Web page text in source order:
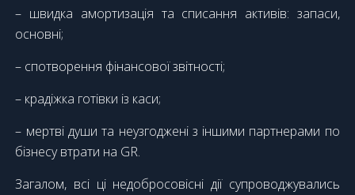
– швидка амортизація та списання активів: запаси,
основні;
– спотворення фінансової звітності;
– крадіжка готівки із каси;
– мертві души та неузгоджені з іншими партнерами по
бізнесу втрати на GR.
Загалом, всі ці недобросовісні дії супроводжувались